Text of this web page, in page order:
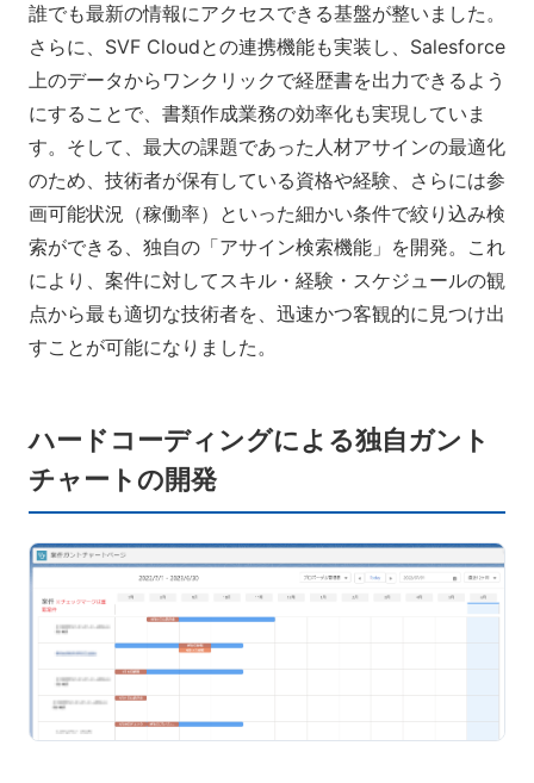
誰でも最新の情報にアクセスできる基盤が整いました。
さらに、SVF Cloudとの連携機能も実装し、Salesforce
上のデータからワンクリックで経歴書を出力できるよう
にすることで、書類作成業務の効率化も実現していま
す。そして、最大の課題であった人材アサインの最適化
のため、技術者が保有している資格や経験、さらには参
画可能状況（稼働率）といった細かい条件で絞り込み検
索ができる、独自の「アサイン検索機能」を開発。これ
により、案件に対してスキル・経験・スケジュールの観
点から最も適切な技術者を、迅速かつ客観的に見つけ出
すことが可能になりました。
ハードコーディングによる独自ガント
チャートの開発